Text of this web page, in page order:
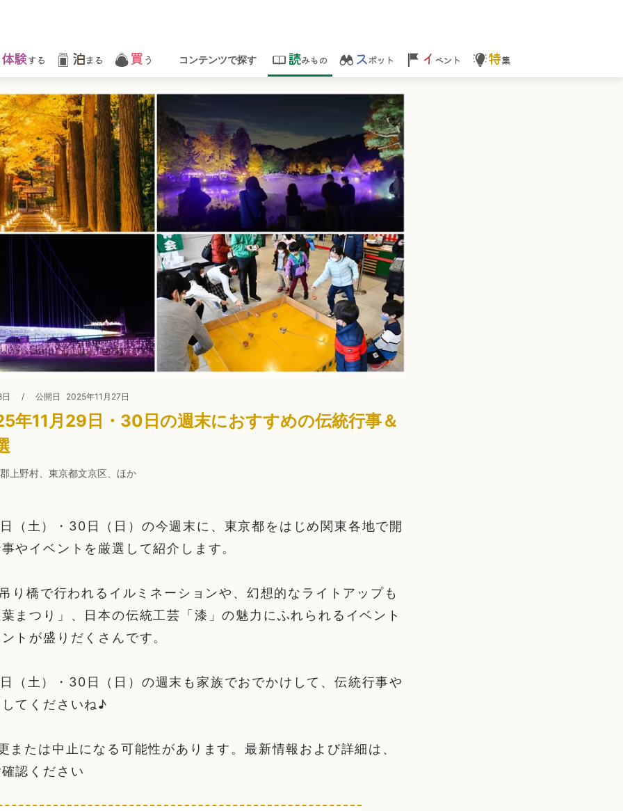
体験する 泊まる 買 う コンテンツで探す 読みもの スポット イ ベント 特集
/ 公開日 2025年11月27日
年11月29日・30日の週末におすすめの伝統行事＆
上野村、東京都文京区、ほか
（土）・30日（日）の今週末に、東京都をはじめ関東各地で開
やイベントを厳選して紹介します。
り橋で行われるイルミネーションや、幻想的なライトアップも
まつり」、日本の伝統工芸「漆」の魅力にふれられるイベント
トが盛りだくさんです。
（土）・30日（日）の週末も家族でおでかけして、伝統行事や
てくださいね♪
または中止になる可能性があります。最新情報および詳細は、
認ください